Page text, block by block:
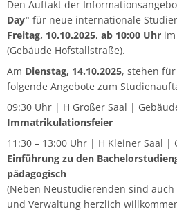
Den Auftakt der
Day" für neue internationale
Freitag, 10.10.2025, ab 10:00 Uhr
(Gebäude Hofstallstraße).
Am Dienstag, 14.10.2025, stehen
folgende Angebote zum
09:30 Uhr | H Großer Saal |
Immatrikulationsfeier
11:30 – 13:00 Uhr | H Kleiner Saal |
Einführung zu den
pädagogisch
(Neben Neustudierenden sind auch
und Verwaltung herzlich
Musiktheaterkorrepetition
Musiktheorie
Orchesterleitung
Percussion
Streichinstrumente
Master of Music in Performance
Günther Wich
Johannes Wolf
Musikwissenschaft/
Fachgruppe Musikpädagogik
Fachgruppe Streichinstrumente